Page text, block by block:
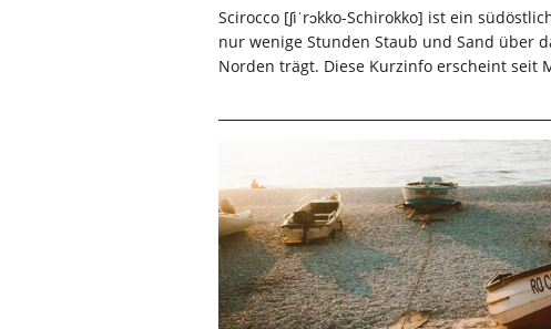
Scirocco [ʃiˈrɔkko-Schirokko] ist ein
nur wenige Stunden Staub und Sand über
Norden trägt. Diese Kurzinfo erscheint seit